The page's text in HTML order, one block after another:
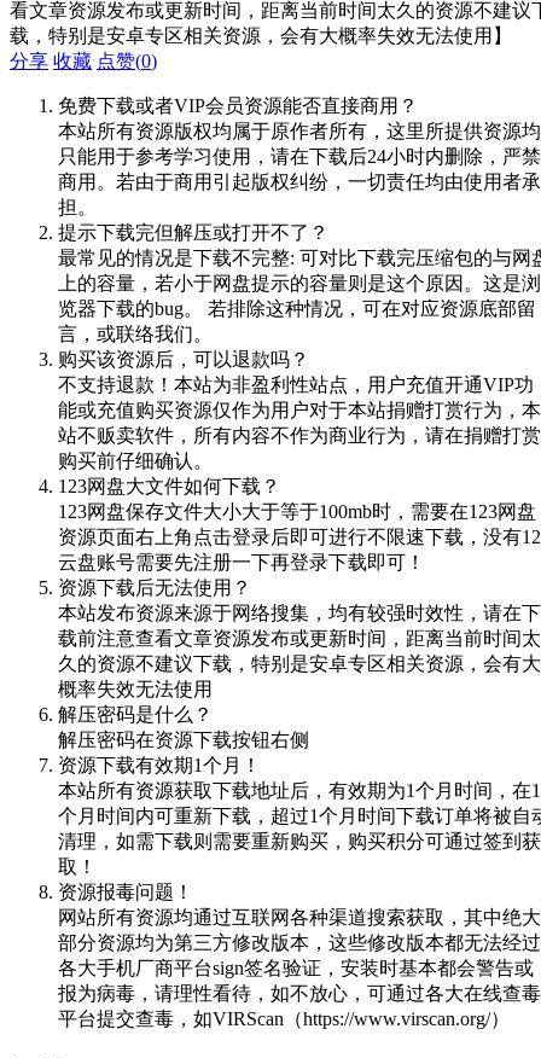
看文章资源发布或更新时间，距离当前时间太久的资源不建议
载，特别是安卓专区相关资源，会有大概率失效无法使用】
分享 收藏 点赞(0)
免费下载或者VIP会员资源能否直接商用？
本站所有资源版权均属于原作者所有，这里所提供资源均
只能用于参考学习使用，请在下载后24小时内删除，严禁
商用。若由于商用引起版权纠纷，一切责任均由使用者承
担。
提示下载完但解压或打开不了？
最常见的情况是下载不完整: 可对比下载完压缩包的与网
上的容量，若小于网盘提示的容量则是这个原因。这是浏
览器下载的bug。 若排除这种情况，可在对应资源底部留
言，或联络我们。
购买该资源后，可以退款吗？
不支持退款！本站为非盈利性站点，用户充值开通VIP功
能或充值购买资源仅作为用户对于本站捐赠打赏行为，本
站不贩卖软件，所有内容不作为商业行为，请在捐赠打赏
购买前仔细确认。
123网盘大文件如何下载？
123网盘保存文件大小大于等于100mb时，需要在123网盘
资源页面右上角点击登录后即可进行不限速下载，没有
云盘账号需要先注册一下再登录下载即可！
资源下载后无法使用？
本站发布资源来源于网络搜集，均有较强时效性，请在下
载前注意查看文章资源发布或更新时间，距离当前时间太
久的资源不建议下载，特别是安卓专区相关资源，会有大
概率失效无法使用
解压密码是什么？
解压密码在资源下载按钮右侧
资源下载有效期1个月！
本站所有资源获取下载地址后，有效期为1个月时间，在1
个月时间内可重新下载，超过1个月时间下载订单将被自
清理，如需下载则需要重新购买，购买积分可通过签到获
取！
资源报毒问题！
网站所有资源均通过互联网各种渠道搜索获取，其中绝大
部分资源均为第三方修改版本，这些修改版本都无法经过
各大手机厂商平台sign签名验证，安装时基本都会警告或
报为病毒，请理性看待，如不放心，可通过各大在线查毒
平台提交查毒，如VIRScan（https://www.virscan.org/）